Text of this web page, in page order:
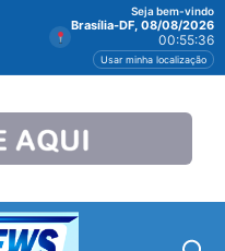
Seja bem-vindo
Brasília-DF, 08/08/2026
00:55:37
Usar minha localização